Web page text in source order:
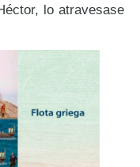
lo atravesase